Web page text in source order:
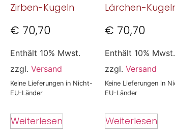
Zirben-Kugeln
€ 70,70
Enthält 10% Mwst.
zzgl. Versand
Keine Lieferungen in Nicht-
EU-Länder
Weiterlesen
Lärchen-
€ 70,70
Enthält 10% Mwst.
zzgl. Versand
Keine Lieferungen in
EU-Länder
Weiterlesen